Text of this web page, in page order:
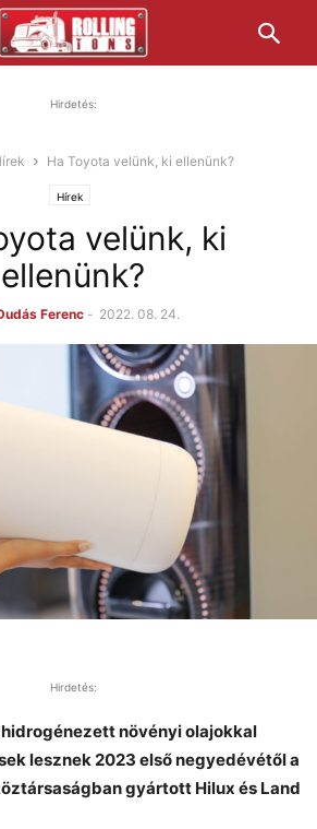
Hirdetés:
Ha Toyota velünk, ki ellenünk?
Hírek
velünk, ki
ellenünk?
Ferenc - 2022. 08. 24.
Hirdetés:
növényi olajokkal
lesznek 2023 első negyedévétől a
gyártott Hilux és Land